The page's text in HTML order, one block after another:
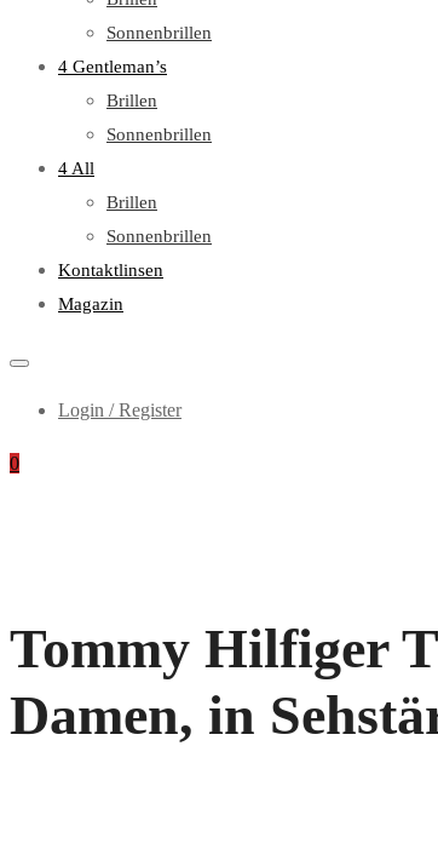
Sonnenbrillen
4 Gentleman’s
Brillen
Sonnenbrillen
4 All
Brillen
Sonnenbrillen
Kontaktlinsen
Magazin
Login / Register
0
Tommy Hilfiger
Damen, in